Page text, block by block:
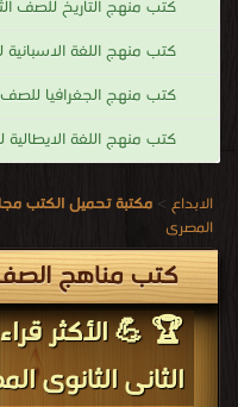
كتب منهج التاريخ للصف
كتب منهج اللغة
كتب منهج الجغرافيا للصف
كتب منهج اللغة
الابداع > مكتبة تحميل الكتب
المصرى
كتب مناهج الصف
🏆 💪 الأكثر
الثانى الثانوى